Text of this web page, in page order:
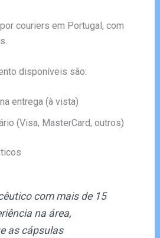
couriers em Portugal, com
disponíveis são:
entrega (à vista)
(Visa, MasterCard, outros)
com mais de 15
na área,
as cápsulas